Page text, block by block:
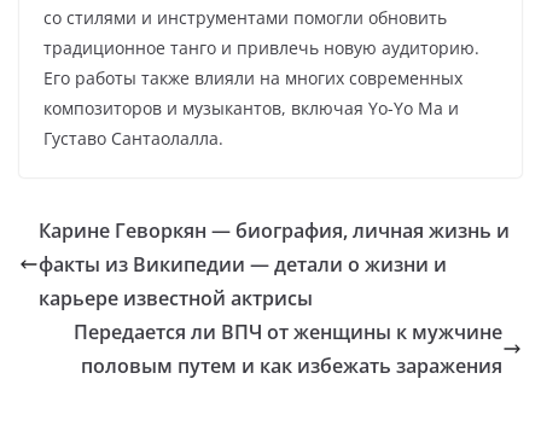
со стилями и инструментами помогли обновить
традиционное танго и привлечь новую аудиторию.
Его работы также влияли на многих современных
композиторов и музыкантов, включая Yo-Yo Ma и
Густаво Сантаолалла.
Карине Геворкян — биография, личная жизнь и
факты из Википедии — детали о жизни и
карьере известной актрисы
Передается ли ВПЧ от женщины к мужчине
половым путем и как избежать заражения